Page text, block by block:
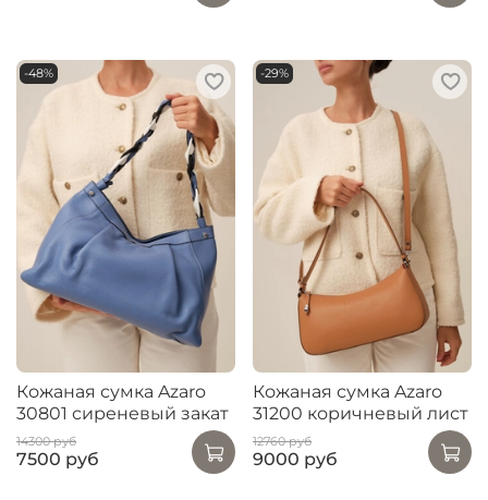
-48%
Кожаная сумка Azaro
30801 сиреневый закат
14300 руб
7500 руб
-29%
Кожаная сумка Azaro
31200 коричневый лист
12760 руб
9000 руб